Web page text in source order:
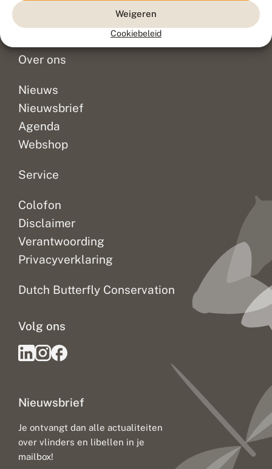
Weigeren
Cookiebeleid
Doneer
Over ons
Nieuws
Nieuwsbrief
Agenda
Webshop
Service
Colofon
Disclaimer
Verantwoording
Privacyverklaring
Dutch Butterfly Conservation
Nieuwsbrief
Je ontvangt dan alle actualiteiten
over vlinders en libellen in je
mailbox!
Volg ons